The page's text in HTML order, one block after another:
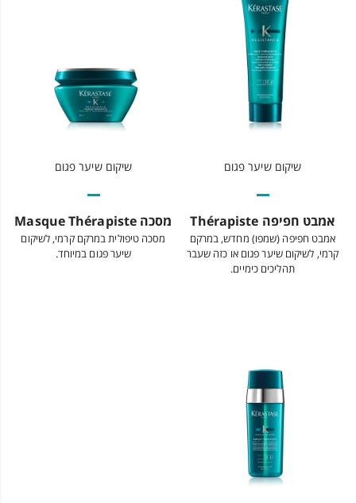
שיקום שיער פגום
אמבט חפיפה Thérapiste
אמבט חפיפה (שמפו) מחדש, במרקם
קרמי, לשיקום שיער פגום או כזה שעבר
תהליכים כימיים.
שיקום שיער פגום
מסכה Masque Thérapiste
מסכה טיפולית במרקם קרמי, לשיקום
שיער פגום במיוחד.